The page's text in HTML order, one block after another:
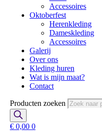
Accessoires
Oktoberfest
Herenkleding
Dameskleding
Accessoires
Galerij
Over ons
Kleding huren
Wat is mijn maat?
Contact
Producten zoeken
€ 0,00 0